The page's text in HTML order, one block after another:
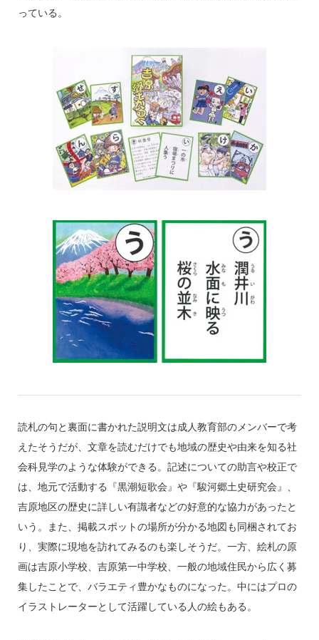
っている。
読札の句と裏面に書かれた説明文は成人教育部のメンバーで考
えたそうだが、文章を読むだけでも地域の歴史や由来を知る社
会科見学のような体験ができる。記述についての助言や校正で
は、地元で活動する『黒潮短歌会』や『駿河郷土史研究会』、
吉原地区の歴史に詳しい有識者などの好意的な協力があったと
いう。また、掲載スポットの場所が分かる地図も同梱されてお
り、実際に現地を訪れてみるのも楽しそうだ。一方、絵札の原
画は吉原小学校、吉原第一中学校、一般の地域住民から広く募
集したことで、バラエティ豊かなものになった。中にはプロの
イラストレーターとして活躍している人の絵もある。